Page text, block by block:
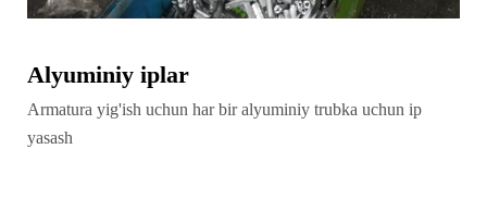
Alyuminiy iplar
Armatura yig'ish uchun har bir alyuminiy trubka uchun ip
yasash